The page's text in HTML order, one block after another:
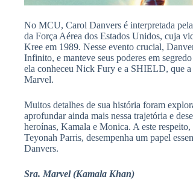
No MCU, Carol Danvers é interpretada
da Força Aérea dos Estados Unidos, cuja
Kree em 1989. Nesse evento crucial,
Infinito, e manteve seus poderes em
ela conheceu Nick Fury e a SHIELD, que
Marvel.
Muitos detalhes de sua história foram
aprofundar ainda mais nessa trajetória e
heroínas, Kamala e Monica. A este
Teyonah Parris, desempenha um papel
Danvers.
Sra. Marvel (Kamala Khan)